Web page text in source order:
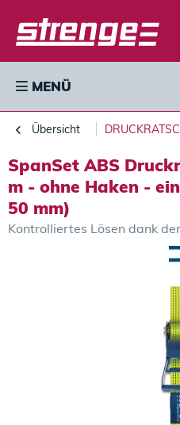
MENÜ
Übersicht
SpanSet ABS
m - ohne Haken -
50 mm)
Kontrolliertes Lösen dank